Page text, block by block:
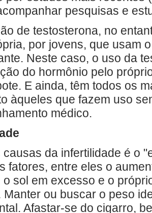
pesquisas e
de testosterona, no
por jovens, que usam
Neste caso, o uso da
do hormônio pelo
E ainda, têm todos os
àqueles que fazem uso
médico.
causas da infertilidade é o
fatores, entre eles o
o sol em excesso e o
Manter ou buscar o peso
Afastar-se do cigarro,